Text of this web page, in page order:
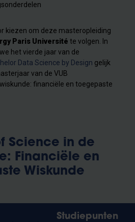
kiezen om deze masteropleiding
Paris Université te volgen. In
het vierde jaar van de
Data Science by Design gelijk
van de VUB
financiële en toegepaste
Science in de
Financiële en
Wiskunde
Studiepunten